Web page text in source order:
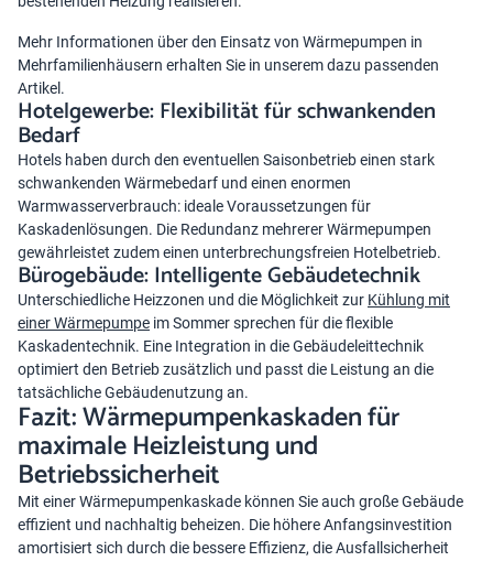
Mehr Informationen über den Einsatz von Wärmepumpen in
Mehrfamilienhäusern erhalten Sie in unserem dazu passenden
Artikel.
Hotelgewerbe: Flexibilität für schwankenden
Bedarf
Hotels haben durch den eventuellen Saisonbetrieb einen stark
schwankenden Wärmebedarf und einen enormen
Warmwasserverbrauch: ideale Voraussetzungen für
Kaskadenlösungen. Die Redundanz mehrerer Wärmepumpen
gewährleistet zudem einen unterbrechungsfreien Hotelbetrieb.
Bürogebäude: Intelligente Gebäudetechnik
Unterschiedliche Heizzonen und die Möglichkeit zur Kühlung mit
einer Wärmepumpe im Sommer sprechen für die flexible
Kaskadentechnik. Eine Integration in die Gebäudeleittechnik
optimiert den Betrieb zusätzlich und passt die Leistung an die
tatsächliche Gebäudenutzung an.
Fazit: Wärmepumpenkaskaden für
maximale Heizleistung und
Betriebssicherheit
Mit einer Wärmepumpenkaskade können Sie auch große Gebäude
effizient und nachhaltig beheizen. Die höhere Anfangsinvestition
amortisiert sich durch die bessere Effizienz, die Ausfallsicherheit